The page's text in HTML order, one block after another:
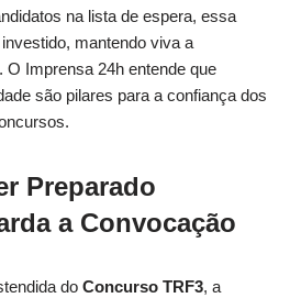
na lista de espera, essa
mantendo viva a
Imprensa 24h entende que
são pilares para a confiança dos
Preparado
a Convocação
do Concurso TRF3, a